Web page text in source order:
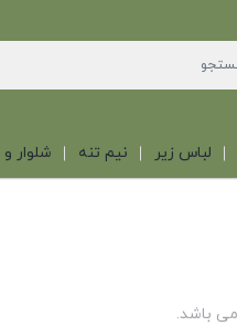
لباس زیر نیم تنه شلوار
باشد.